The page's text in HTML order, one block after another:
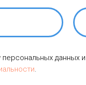
данных
.